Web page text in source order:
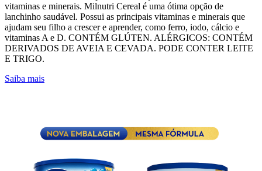
vitaminas e minerais. Milnutri Cereal é uma ótima opção de
lanchinho saudável. Possui as principais vitaminas e minerais que
ajudam seu filho a crescer e aprender, como ferro, iodo, cálcio e
vitaminas A e D. CONTÉM GLÚTEN. ALÉRGICOS: CONTÉM
DERIVADOS DE AVEIA E CEVADA. PODE CONTER LEITE
E TRIGO.
Saiba mais